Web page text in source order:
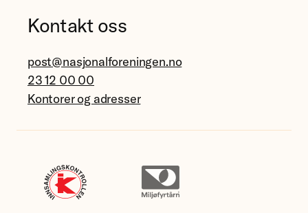
Kontakt oss
post@nasjonalforeningen.no
23 12 00 00
Kontorer og adresser